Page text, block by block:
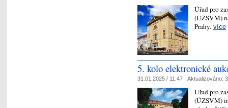
Úřad pro
(ÚZSVM)
Prahy. více
5. kolo elektronické
31.01.2025 / 11:47 | Aktualizováno:
Úřad pro
(ÚZSVM)